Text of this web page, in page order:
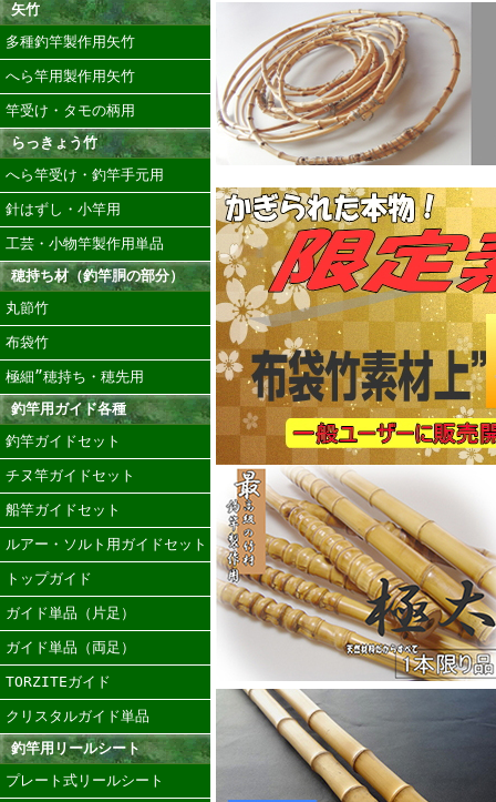
矢竹
多種釣竿製作用矢竹
へら竿用製作用矢竹
竿受け・タモの柄用
らっきょう竹
へら竿受け・釣竿手元用
針はずし・小竿用
工芸・小物竿製作用単品
穂持ち材（釣竿胴の部分）
丸節竹
布袋竹
極細”穂持ち・穂先用
釣竿用ガイド各種
釣竿ガイドセット
チヌ竿ガイドセット
船竿ガイドセット
ルアー・ソルト用ガイドセット
トップガイド
ガイド単品（片足）
ガイド単品（両足）
TORZITEガイド
クリスタルガイド単品
釣竿用リールシート
プレート式リールシート